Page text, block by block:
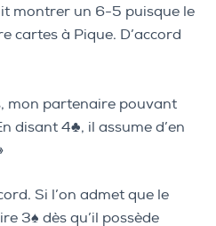
montrer un 6-5 puisque le
cartes à Pique. D’accord
mon partenaire pouvant
disant 4♣, il assume d’en
Si l’on admet que le
3♠ dès qu’il possède